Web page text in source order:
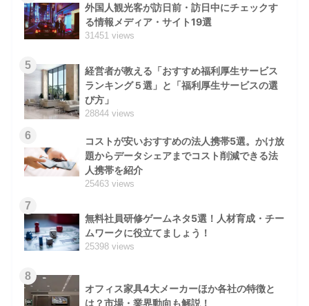
外国人観光客が訪日前・訪日中にチェックす
る情報メディア・サイト19選
31451 views
5
経営者が教える「おすすめ福利厚生サービス
ランキング５選」と「福利厚生サービスの選
び方」
28844 views
6
コストが安いおすすめの法人携帯5選。かけ放
題からデータシェアまでコスト削減できる法
人携帯を紹介
25463 views
7
無料社員研修ゲームネタ5選！人材育成・チー
ムワークに役立てましょう！
25398 views
8
オフィス家具4大メーカーほか各社の特徴と
は？市場・業界動向も解説！